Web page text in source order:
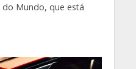
Mundo, que está